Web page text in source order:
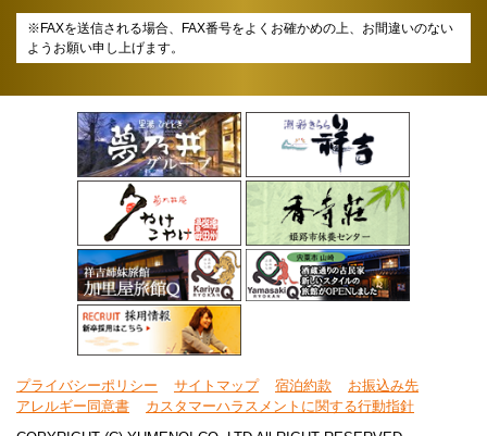
※FAXを送信される場合、FAX番号をよくお確かめの上、お間違いのない
ようお願い申し上げます。
プライバシーポリシー サイトマップ 宿泊約款
お振込み先
アレルギー同意書
カスタマーハラスメントに関する行動指針